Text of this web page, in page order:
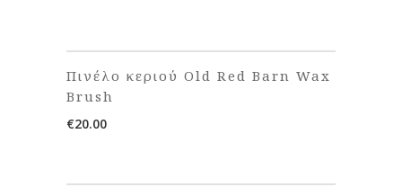
Πινέλο κεριού Old Red Barn Wax
Brush
€20.00